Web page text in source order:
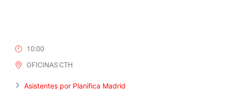
10:00
OFICINAS CTH
Asistentes por Planifica Madrid